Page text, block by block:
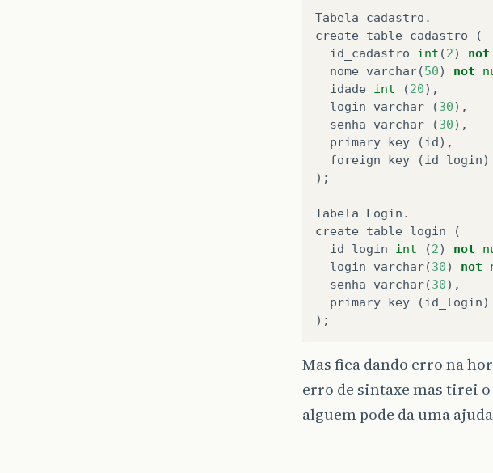
Tabela cadastro .
create table cadastro
(
id_cadastro
int (2) not
nome varchar(50) not
idade int (20),
login
varchar (30),
senha
varchar (30),
primary key (id),
foreign
key (id_login)
);
Tabela Login .
create table login
(
id_login
int (2) not
login
varchar(30) not
senha
varchar(30),
primary key (id_login)
);
Mas fica dando erro na
erro de sintaxe mas tirei o
alguem pode da uma